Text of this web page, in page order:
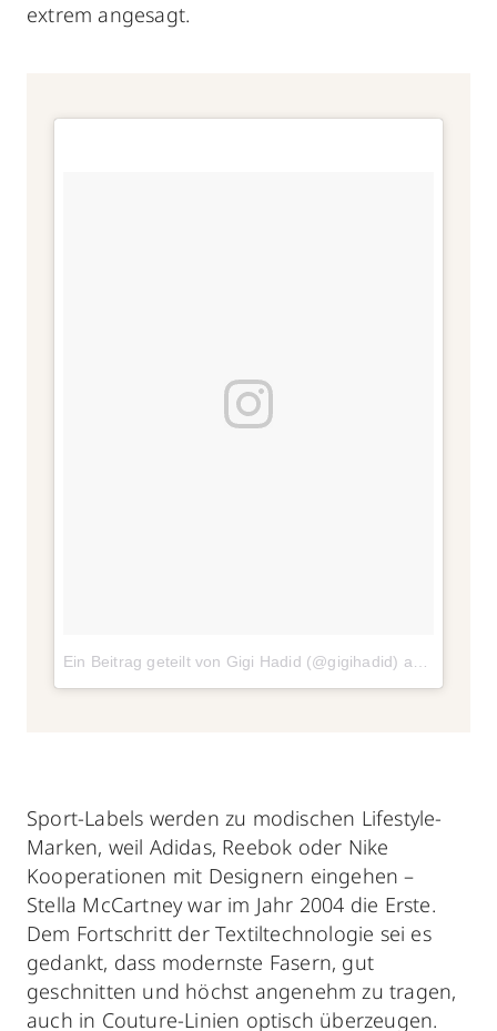
extrem angesagt.
Ein Beitrag geteilt von Gigi Hadid (@gigihadid) am
Sport-Labels werden zu modischen Lifestyle-
Marken, weil Adidas, Reebok oder Nike
Kooperationen mit Designern eingehen –
Stella McCartney war im Jahr 2004 die Erste.
Dem Fortschritt der Textiltechnologie sei es
gedankt, dass modernste Fasern, gut
geschnitten und höchst angenehm zu tragen,
auch in Couture-Linien optisch überzeugen.